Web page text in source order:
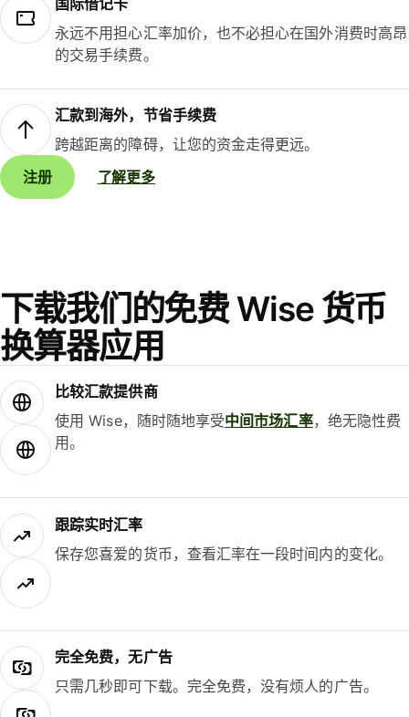
国际借记卡
永远不用担心汇率加价，也不必担心在国外消费时高昂
的交易手续费。
汇款到海外，节省手续费
跨越距离的障碍，让您的资金走得更远。
注册
了解更多
下载我们的免费 Wise 货币
换算器应用
比较汇款提供商
使用 Wise，随时随地享受中间市场汇率，绝无隐性费
用。
跟踪实时汇率
保存您喜爱的货币，查看汇率在一段时间内的变化。
完全免费，无广告
只需几秒即可下载。完全免费，没有烦人的广告。